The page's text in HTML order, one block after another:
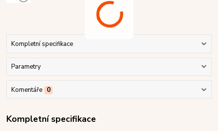
Kompletní specifikace
Parametry
Komentáře 0
Kompletní specifikace